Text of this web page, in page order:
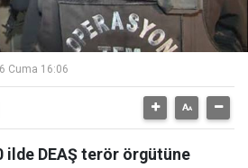
Cuma 16:06
ilde DEAŞ terör örgütüne